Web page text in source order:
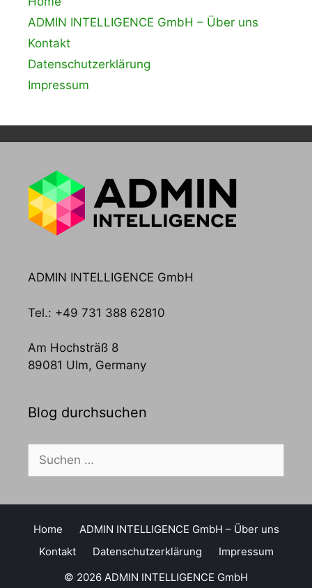
ADMIN INTELLIGENCE GmbH – Über uns
Kontakt
Datenschutzerklärung
Impressum
ADMIN INTELLIGENCE GmbH
Tel.: +49 731 388 62810
Am Hochsträß 8
89081 Ulm, Germany
Blog durchsuchen
Suchen
nach:
Home
ADMIN INTELLIGENCE GmbH – Über uns
Kontakt
Datenschutzerklärung
Impressum
© 2026 ADMIN INTELLIGENCE GmbH